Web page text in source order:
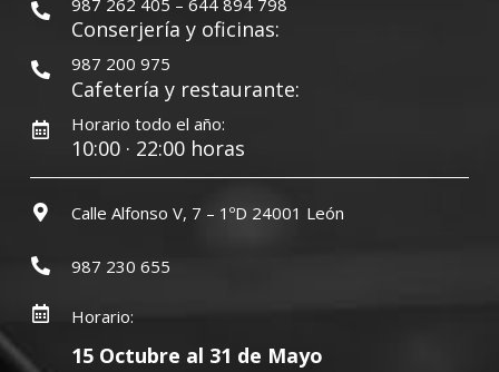
Conserjería y oficinas:
987 200 975
Cafetería y restaurante:
Horario todo el año:
10:00 · 22:00 horas
Calle Alfonso V, 7 – 1ºD 24001 León
987 230 655
Horario:
15 Octubre al 31 de Mayo